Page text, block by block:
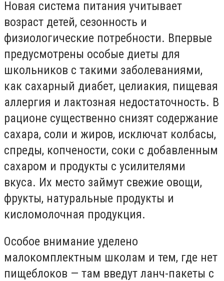
Новая система питания учитывает
возраст детей, сезонность и
физиологические потребности. Впервые
предусмотрены особые диеты для
школьников с такими заболеваниями,
как сахарный диабет, целиакия, пищевая
аллергия и лактозная недостаточность. В
рационе существенно снизят содержание
сахара, соли и жиров, исключат колбасы,
спреды, копчености, соки с добавленным
сахаром и продукты с усилителями
вкуса. Их место займут свежие овощи,
фрукты, натуральные продукты и
кисломолочная продукция.
Особое внимание уделено
малокомплектным школам и тем, где нет
пищеблоков — там введут ланч-пакеты с